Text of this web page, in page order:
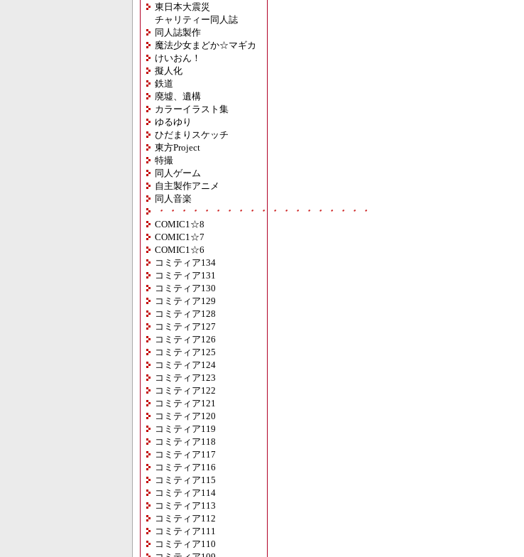
東日本大震災
チャリティー同人誌
同人誌製作
魔法少女まどか☆マギカ
けいおん！
擬人化
鉄道
廃墟、遺構
カラーイラスト集
ゆるゆり
ひだまりスケッチ
東方Project
特撮
同人ゲーム
自主製作アニメ
同人音楽
・・・・・・・・・・・・・・・・・・・
COMIC1☆8
COMIC1☆7
COMIC1☆6
コミティア134
コミティア131
コミティア130
コミティア129
コミティア128
コミティア127
コミティア126
コミティア125
コミティア124
コミティア123
コミティア122
コミティア121
コミティア120
コミティア119
コミティア118
コミティア117
コミティア116
コミティア115
コミティア114
コミティア113
コミティア112
コミティア111
コミティア110